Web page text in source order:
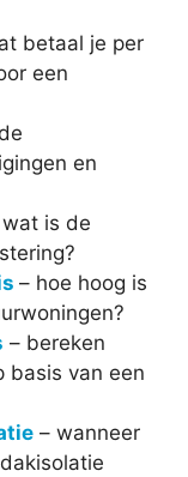
betaal je per
een
en
is de
– hoe hoog is
– bereken
basis van een
– wanneer